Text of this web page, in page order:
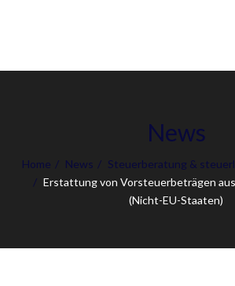
News
Home News
Steuerberatung &
Erstattung von Vorsteuerbeträgen
(Nicht-EU-Staaten)